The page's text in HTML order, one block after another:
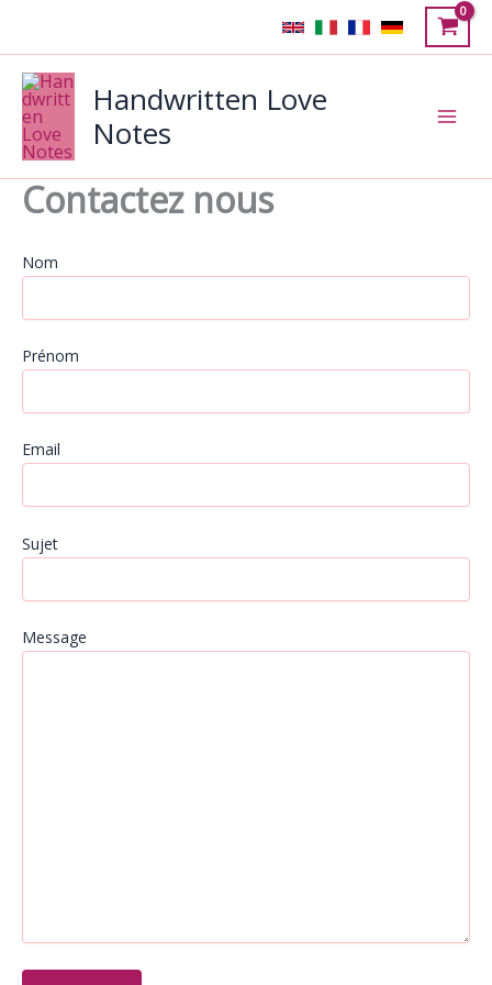
contenu
Handwritten Love
Notes
Contactez nous
Nom
Prénom
Email
Sujet
Message